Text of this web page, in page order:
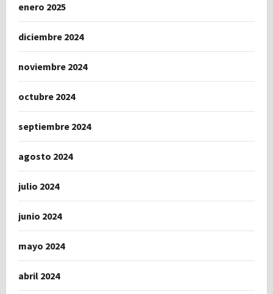
enero 2025
diciembre 2024
noviembre 2024
octubre 2024
septiembre 2024
agosto 2024
julio 2024
junio 2024
mayo 2024
abril 2024